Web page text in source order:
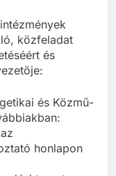
közfeladat
és
és Közmű-
honlapon